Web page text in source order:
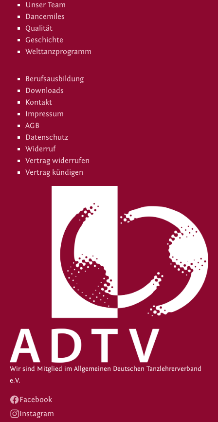
Unser Team
Dancemiles
Qualität
Geschichte
Welttanzprogramm
Berufsausbildung
Downloads
Kontakt
Impressum
AGB
Datenschutz
Widerruf
Vertrag widerrufen
Vertrag kündigen
Wir sind Mitglied im Allgemeinen Deutschen Tanzlehrerverband
e.V.
Facebook
Instagram